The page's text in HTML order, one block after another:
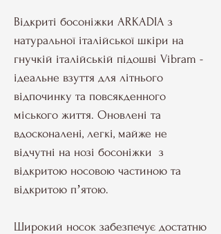
Відкриті босоніжки ARKADIA з
натуральної італійської шкіри на
гнучкій італійській підошві Vibram -
ідеальне взуття для літнього
відпочинку та повсякденного
міського життя. Оновлені та
вдосконалені, легкі, майже не
відчутні на нозі босоніжки з
відкритою носовою частиною та
відкритою пʼятою.
Широкий носок забезпечує достатню